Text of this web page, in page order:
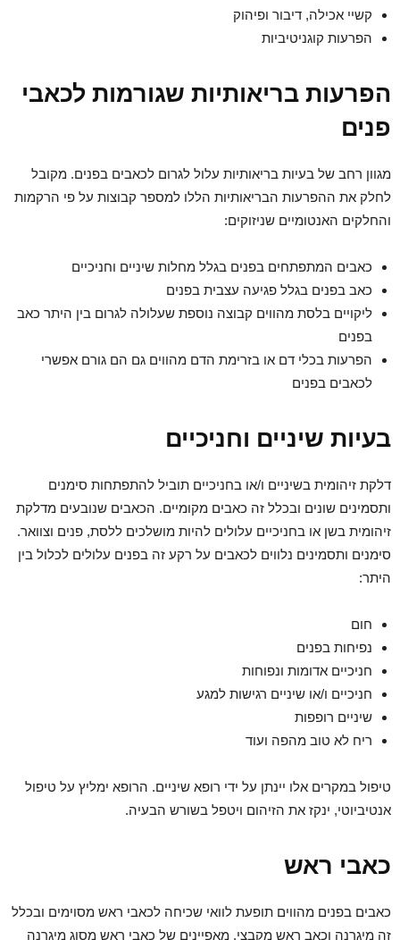
קשיי אכילה, דיבור ופיהוק
הפרעות קוגניטיביות
הפרעות בריאותיות שגורמות לכאבי
פנים
מגוון רחב של בעיות בריאותיות עלול לגרום לכאבים בפנים. מקובל
לחלק את ההפרעות הבריאותיות הללו למספר קבוצות על פי הרקמות
והחלקים האנטומיים שניזוקים:
כאבים המתפתחים בפנים בגלל מחלות שיניים וחניכיים
כאב בפנים בגלל פגיעה עצבית בפנים
ליקויים בלסת מהווים קבוצה נוספת שעלולה לגרום בין היתר כאב
בפנים
הפרעות בכלי דם או בזרימת הדם מהווים גם הם גורם אפשרי
לכאבים בפנים
בעיות שיניים וחניכיים
דלקת זיהומית בשיניים ו/או בחניכיים תוביל להתפתחות סימנים
ותסמינים שונים ובכלל זה כאבים מקומיים. הכאבים שנובעים מדלקת
זיהומית בשן או בחניכיים עלולים להיות מושלכים ללסת, פנים וצוואר.
סימנים ותסמינים נלווים לכאבים על רקע זה בפנים עלולים לכלול בין
היתר:
חום
נפיחות בפנים
חניכיים אדומות ונפוחות
חניכיים ו/או שיניים רגישות למגע
שיניים רופפות
ריח לא טוב מהפה ועוד
טיפול במקרים אלו יינתן על ידי רופא שיניים. הרופא ימליץ על טיפול
אנטיביוטי, ינקז את הזיהום ויטפל בשורש הבעיה.
כאבי ראש
כאבים בפנים מהווים תופעת לוואי שכיחה לכאבי ראש מסוימים ובכלל
זה מיגרנה וכאב ראש מקבצי. מאפיינים של כאבי ראש מסוג מיגרנה